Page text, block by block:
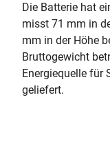
Die Batterie hat
misst 71 mm in
mm in der Höhe
Bruttogewicht
Energiequelle für
geliefert.